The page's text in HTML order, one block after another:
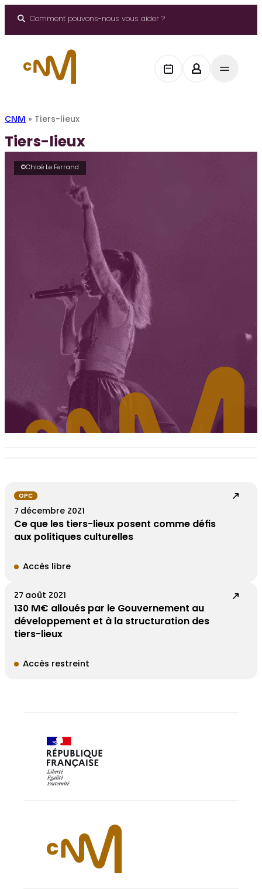
Comment pouvons-nous vous aider ?
CNM » Tiers-lieux
Tiers-lieux
©Chloé Le Ferrand
OPC
7 décembre 2021
Ce que les tiers-lieux posent comme défis
aux politiques culturelles
Accès libre
27 août 2021
130 M€ alloués par le Gouvernement au
développement et à la structuration des
tiers-lieux
Accès restreint